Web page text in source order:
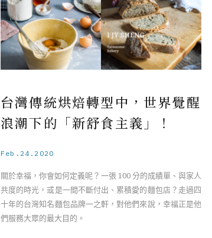
台灣傳統烘焙轉型中，世界覺醒
浪潮下的「新舒食主義」！
Feb.24.2020
關於幸福，你會如何定義呢？一張 100 分的成績單、與家人
共度的時光，或是一間不斷付出、累積愛的麵包店？走過四
十年的台灣知名麵包品牌一之軒，對他們來說，幸福正是他
們服務大眾的最大目的。